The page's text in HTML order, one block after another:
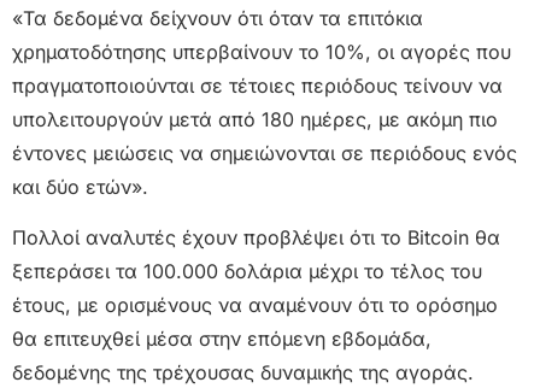
«Τα δεδομένα δείχνουν ότι όταν τα επιτόκια
χρηματοδότησης υπερβαίνουν το 10%, οι αγορές που
πραγματοποιούνται σε τέτοιες περιόδους τείνουν να
υπολειτουργούν μετά από 180 ημέρες, με ακόμη πιο
έντονες μειώσεις να σημειώνονται σε περιόδους ενός
και δύο ετών».
Πολλοί αναλυτές έχουν προβλέψει ότι το Bitcoin θα
ξεπεράσει τα 100.000 δολάρια μέχρι το τέλος του
έτους, με ορισμένους να αναμένουν ότι το ορόσημο
θα επιτευχθεί μέσα στην επόμενη εβδομάδα,
δεδομένης της τρέχουσας δυναμικής της αγοράς.